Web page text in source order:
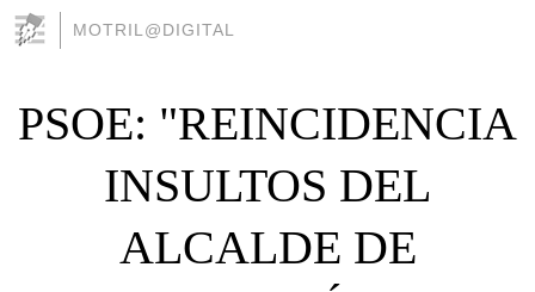
MOTRIL@DIGITAL
PSOE: "REINCIDENCIA
INSULTOS DEL
ALCALDE DE